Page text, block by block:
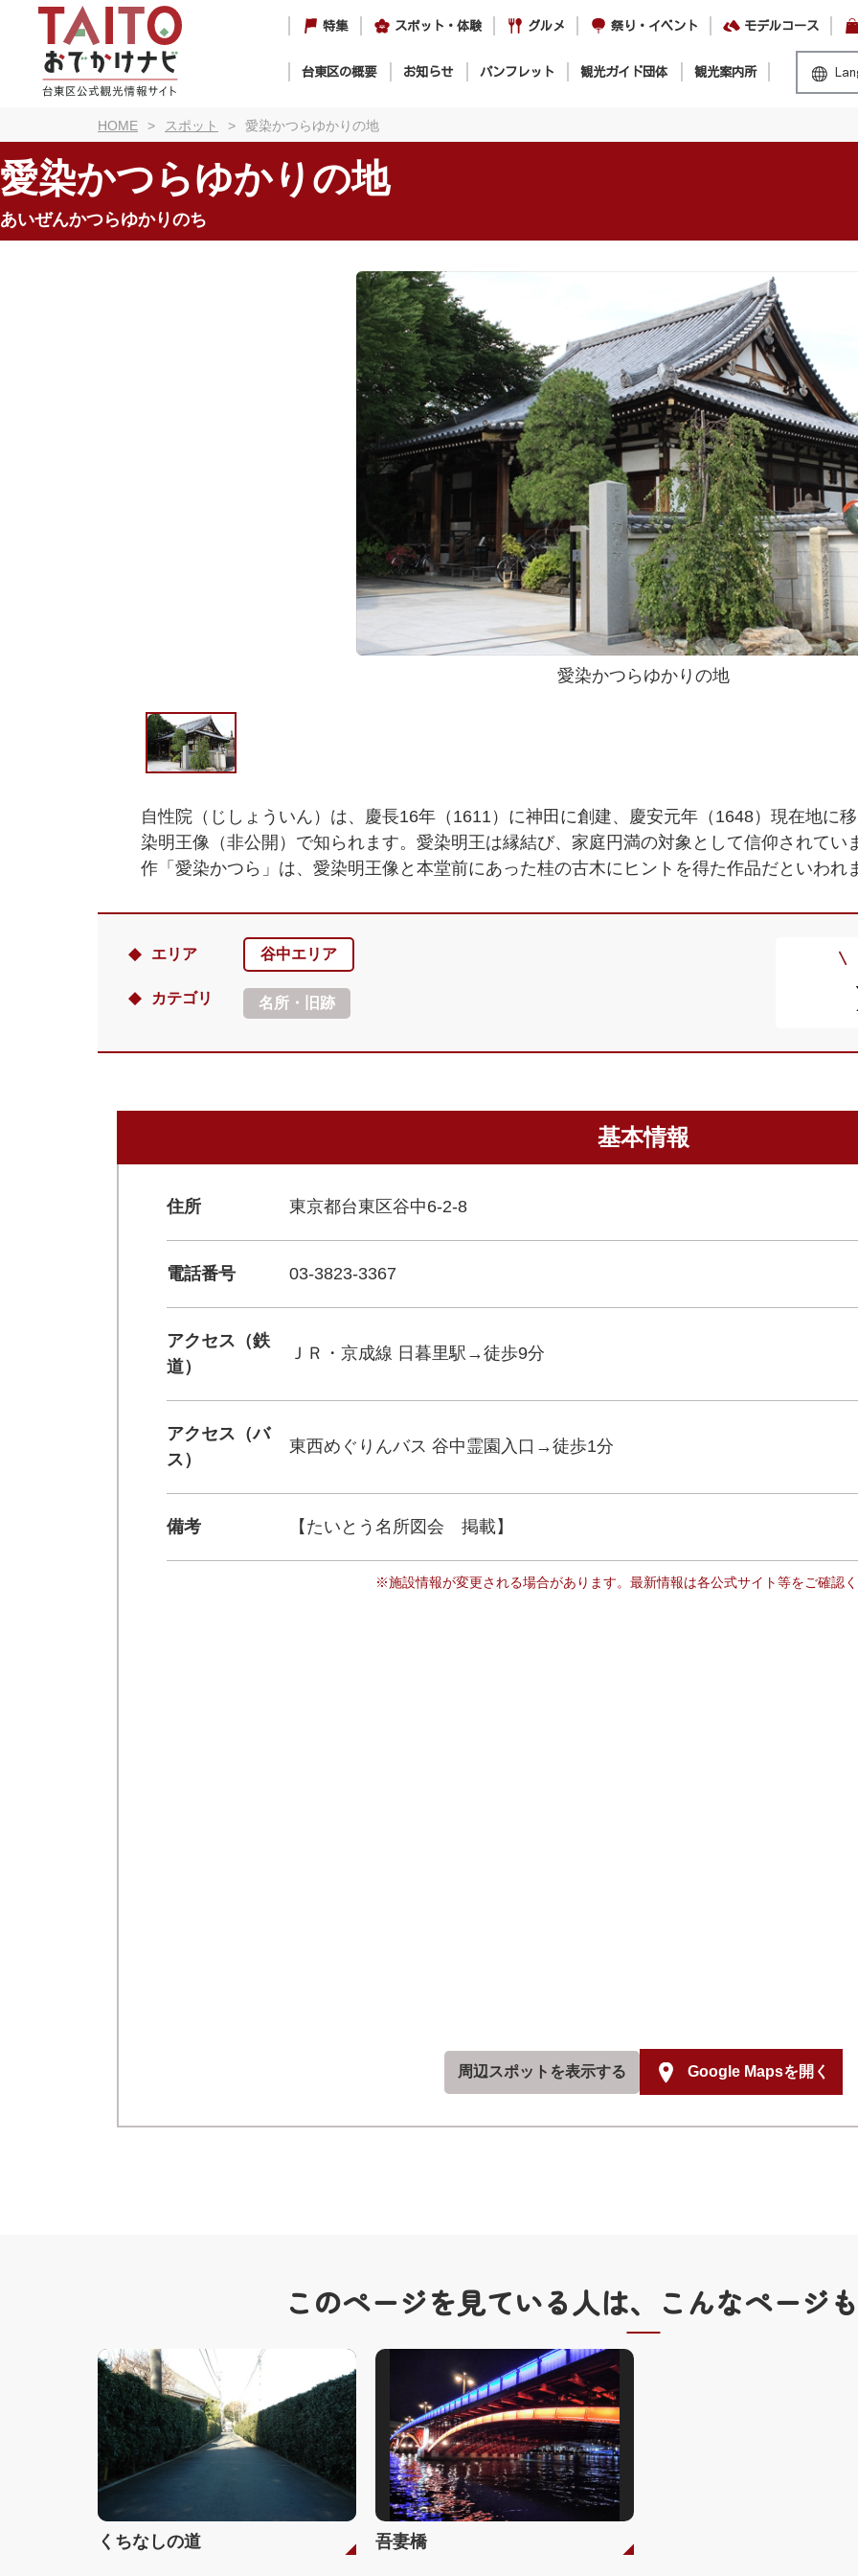
特集 スポット・体験 グルメ 祭り・イベント モデルコース
台東区の概要 お知らせ パンフレット 観光ガイド団体 観光案内所
HOME スポット 愛染かつらゆかりの地
愛染かつらゆかりの地
あいぜんかつらゆかりのち
愛染かつらゆかりの地
自性院（じしょういん）は、慶長16年（1611）に神田に創建、慶安元年（1648）現在地に
染明王像（非公開）で知られます。愛染明王は縁結び、家庭円満の対象として信仰されてい
作「愛染かつら」は、愛染明王像と本堂前にあった桂の古木にヒントを得た作品だといわれ
エリア 谷中エリア
カテゴリ 名所・旧跡
基本情報
住所 東京都台東区谷中6-2-8
電話番号 03-3823-3367
アクセス（鉄
道）
ＪＲ・京成線 日暮里駅→徒歩9分
アクセス（バ
ス）
東西めぐりんバス 谷中霊園入口→徒歩1分
備考 【たいとう名所図会 掲載】
※施設情報が変更される場合があります。最新情報は各公式サイト等をご確認
周辺スポットを表示する Google Mapsを開く
このページを見ている人は、 こんなページ
くちなしの道 吾妻橋